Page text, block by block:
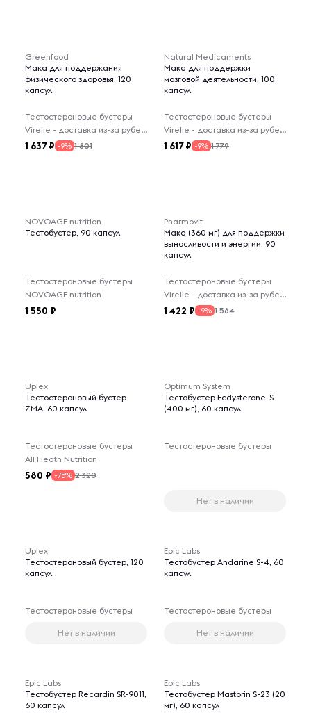
Greenfood
Мака для поддержания
физического здоровья, 120
капсул
Тестостероновые бустеры
Virelle - доставка из-за рубежа
1 637 -9% 1 801
Natural Medicaments
Мака для поддержки
мозговой деятельности, 100
капсул
Тестостероновые бустеры
Virelle - доставка из-за рубежа
1 617 -9% 1 779
NOVOAGE nutrition
Тестобустер, 90 капсул
Тестостероновые бустеры
NOVOAGE nutrition
1 550
Pharmovit
Мака (360 мг) для поддержки
выносливости и энергии, 90
капсул
Тестостероновые бустеры
Virelle - доставка из-за рубежа
1 422 -9% 1 564
Uplex
Тестостероновый бустер
ZMA, 60 капсул
Тестостероновые бустеры
All Heath Nutrition
580 -75% 2 320
Optimum System
Тестобустер Ecdysterone-S
(400 мг), 60 капсул
Тестостероновые бустеры
Нет в наличии
Uplex
Тестостероновый бустер, 120
капсул
Тестостероновые бустеры
Нет в наличии
Epic Labs
Тестобустер Andarine S-4, 60
капсул
Тестостероновые бустеры
Нет в наличии
Epic Labs
Тестобустер Recardin SR-9011,
60 капсул
Epic Labs
Тестобустер Mastorin S-23 (20
мг), 60 капсул